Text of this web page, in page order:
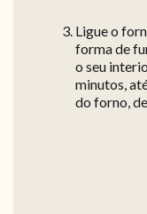
Ligue o
forma de
o seu
minutos,
do forno,